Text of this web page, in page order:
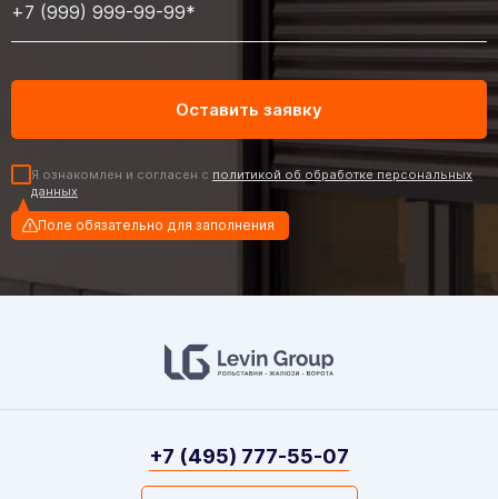
Я ознакомлен и согласен с политикой об обработке персональных
данных
Поле обязательно для заполнения
+7 (495) 777-55-07